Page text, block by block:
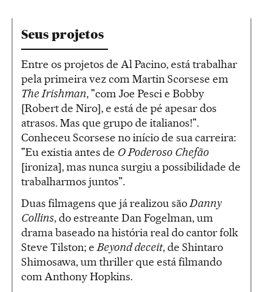
Seus projetos
Entre os projetos de Al Pacino, está trabalhar
pela primeira vez com Martin Scorsese em
The Irishman, "com Joe Pesci e Bobby
[Robert de Niro], e está de pé apesar dos
atrasos. Mas que grupo de italianos!".
Conheceu Scorsese no início de sua carreira:
"Eu existia antes de O Poderoso Chefão
[ironiza], mas nunca surgiu a possibilidade de
trabalharmos juntos".
Duas filmagens que já realizou sãoDanny
Collins, do estreante Dan Fogelman, um
drama baseado na história real do cantor folk
Steve Tilston; eBeyond deceit, de Shintaro
Shimosawa, um thriller que está filmando
com Anthony Hopkins.